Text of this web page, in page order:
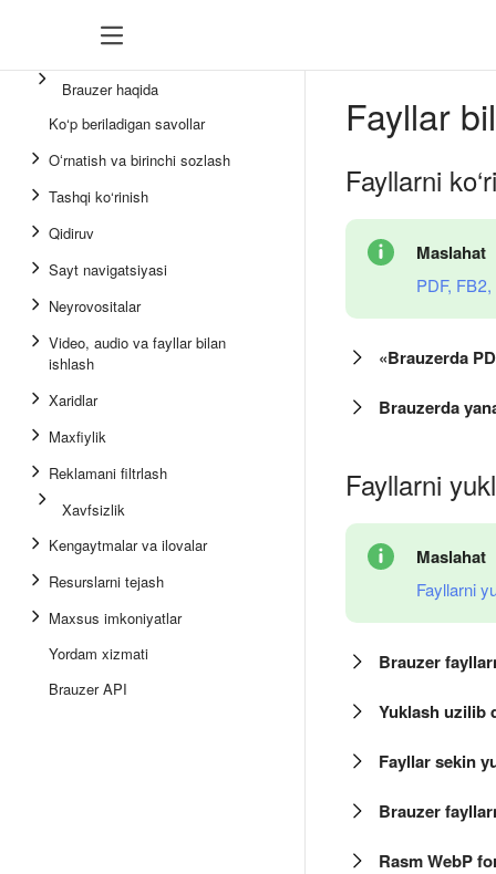
Brauzer haqida
Ko‘p beriladigan savollar
Oʻrnatish va birinchi sozlash
Tashqi ko‘rinish
Qidiruv
Sayt navigatsiyasi
Neyrovositalar
Video, audio va fayllar bilan
ishlash
Xaridlar
Maxfiylik
Reklamani filtrlash
Xavfsizlik
Kengaytmalar va ilovalar
Resurslarni tejash
Maxsus imkoniyatlar
Yordam xizmati
Brauzer API
Fayllar
Fayllarni
Maslahat
PDF,
«Brauzerda
Brauzerda
Fayllarni
Maslahat
Fayllarni
Brauzer
Yuklash uzilib
Fayllar sekin
Brauzer
Rasm WebP